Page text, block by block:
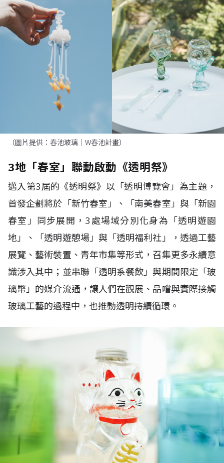
（圖片提供：春池玻璃｜W春池計畫）
3地「春室」聯動啟動《透明祭》
邁入第3屆的《透明祭》以「透明博覽會」為主題，
首發企劃將於「新竹春室」、「南美春室」與「新園
春室」同步展開， 3 處場域分別化身為「透明遊園
地」、「透明遊憩場」與「透明福利社」，透過工藝
展覽、藝術裝置、青年市集等形式，召集更多永續意
識涉入其中；並串聯「透明系餐飲」與期間限定「玻
璃幣」的媒介流通，讓人們在觀展、品嚐與實際接觸
玻璃工藝的過程中，也推動透明持續循環。